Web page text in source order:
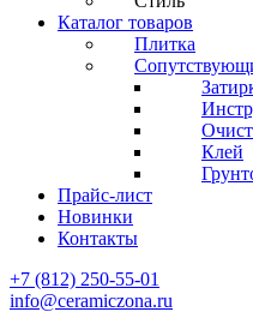
Каталог товаров
Плитка
Клей
Прайс-лист
Новинки
Контакты
+7 (812) 250-55-01
info@ceramiczona.ru